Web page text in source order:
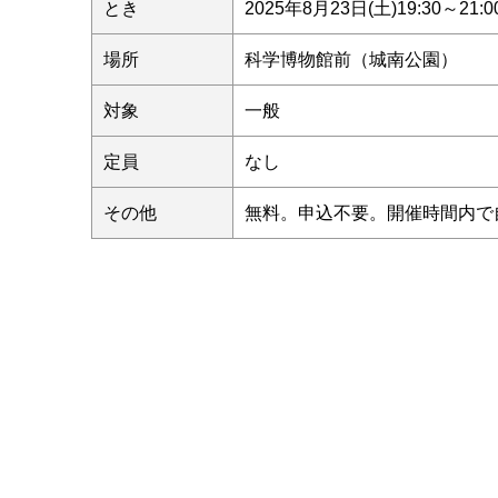
とき 2025年8月23日(土)19:30～
場所 科学博物館前（城南公園）
対象 一般
定員 なし
その他 無料。申込不要。開催時間内で